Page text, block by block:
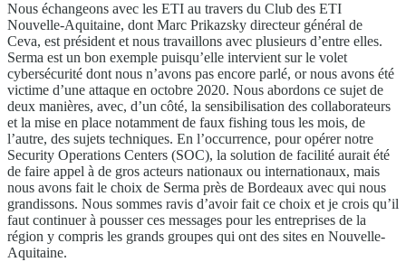
Nous échangeons avec les ETI au travers du Club des ETI
Nouvelle-Aquitaine, dont Marc Prikazsky directeur général de
Ceva, est président et nous travaillons avec plusieurs d’entre elles.
Serma est un bon exemple puisqu’elle intervient sur le volet
cybersécurité dont nous n’avons pas encore parlé, or nous avons été
victime d’une attaque en octobre 2020. Nous abordons ce sujet de
deux manières, avec, d’un côté, la sensibilisation des collaborateurs
et la mise en place notamment de faux fishing tous les mois, de
l’autre, des sujets techniques. En l’occurrence, pour opérer notre
Security Operations Centers (SOC), la solution de facilité aurait été
de faire appel à de gros acteurs nationaux ou internationaux, mais
nous avons fait le choix de Serma près de Bordeaux avec qui nous
grandissons. Nous sommes ravis d’avoir fait ce choix et je crois qu’il
faut continuer à pousser ces messages pour les entreprises de la
région y compris les grands groupes qui ont des sites en Nouvelle-
Aquitaine.